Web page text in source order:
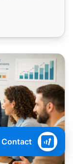
programme
Contact